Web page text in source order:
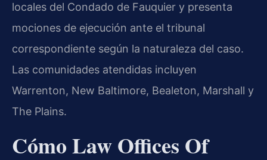
locales del Condado de Fauquier y presenta
mociones de ejecución ante el tribunal
correspondiente según la naturaleza del caso.
Las comunidades atendidas incluyen
Warrenton, New Baltimore, Bealeton, Marshall y
The Plains.
Cómo Law Offices Of